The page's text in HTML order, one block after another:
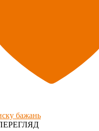
бажань